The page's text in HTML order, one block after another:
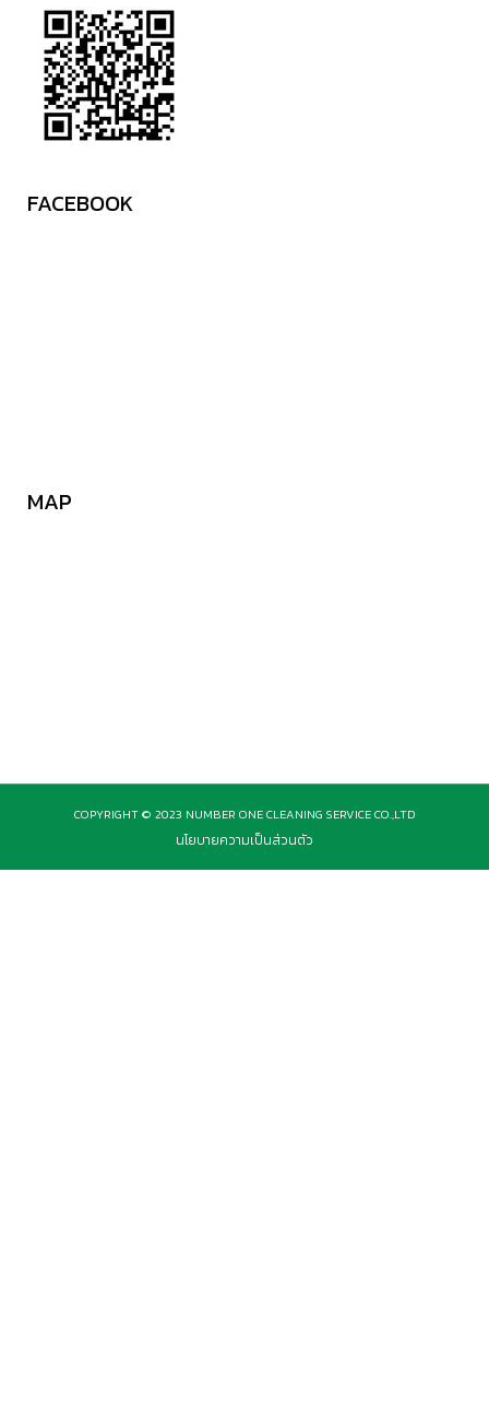
FACEBOOK
MAP
COPYRIGHT © 2023 NUMBER ONE CLEANING SERVICE CO.,LTD
นโยบายความเป็นส่วนตัว